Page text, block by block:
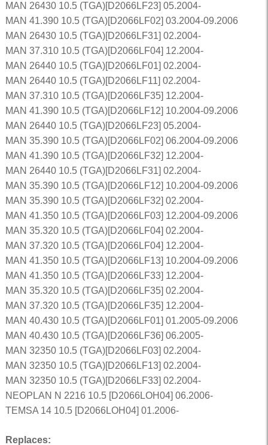
MAN 26430 10.5 (TGA)[D2066LF23] 05.2004-
MAN 41.390 10.5 (TGA)[D2066LF02] 03.2004-09.2006
MAN 26430 10.5 (TGA)[D2066LF31] 02.2004-
MAN 37.310 10.5 (TGA)[D2066LF04] 12.2004-
MAN 26440 10.5 (TGA)[D2066LF01] 02.2004-
MAN 26440 10.5 (TGA)[D2066LF11] 02.2004-
MAN 37.310 10.5 (TGA)[D2066LF35] 12.2004-
MAN 41.390 10.5 (TGA)[D2066LF12] 10.2004-09.2006
MAN 26440 10.5 (TGA)[D2066LF23] 05.2004-
MAN 35.390 10.5 (TGA)[D2066LF02] 06.2004-09.2006
MAN 41.390 10.5 (TGA)[D2066LF32] 12.2004-
MAN 26440 10.5 (TGA)[D2066LF31] 02.2004-
MAN 35.390 10.5 (TGA)[D2066LF12] 10.2004-09.2006
MAN 35.390 10.5 (TGA)[D2066LF32] 02.2004-
MAN 41.350 10.5 (TGA)[D2066LF03] 12.2004-09.2006
MAN 35.320 10.5 (TGA)[D2066LF04] 02.2004-
MAN 37.320 10.5 (TGA)[D2066LF04] 12.2004-
MAN 41.350 10.5 (TGA)[D2066LF13] 10.2004-09.2006
MAN 41.350 10.5 (TGA)[D2066LF33] 12.2004-
MAN 35.320 10.5 (TGA)[D2066LF35] 02.2004-
MAN 37.320 10.5 (TGA)[D2066LF35] 12.2004-
MAN 40.430 10.5 (TGA)[D2066LF01] 01.2005-09.2006
MAN 40.430 10.5 (TGA)[D2066LF36] 06.2005-
MAN 32350 10.5 (TGA)[D2066LF03] 02.2004-
MAN 32350 10.5 (TGA)[D2066LF13] 02.2004-
MAN 32350 10.5 (TGA)[D2066LF33] 02.2004-
NEOPLAN N 2216 10.5 [D2066LOH04] 06.2006-
TEMSA 14 10.5 [D2066LOH04] 01.2006-
Replaces: